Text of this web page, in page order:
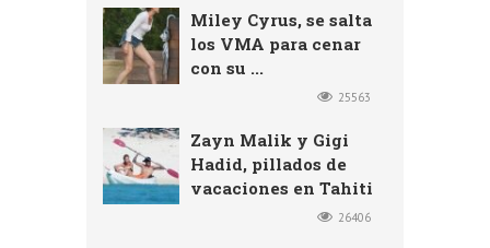
Miley Cyrus, se salta
los VMA para cenar
con su ...
25563
Zayn Malik y Gigi
Hadid, pillados de
vacaciones en Tahiti
26406